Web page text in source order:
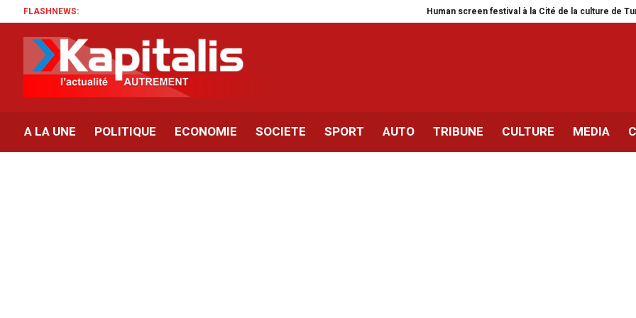
FLASHNEWS: Human screen festival à la Cité de la culture de Tunis
A LA UNE POLITIQUE ECONOMIE SOCIETE SPORT AUTO TRIBUNE CULTURE MEDIA